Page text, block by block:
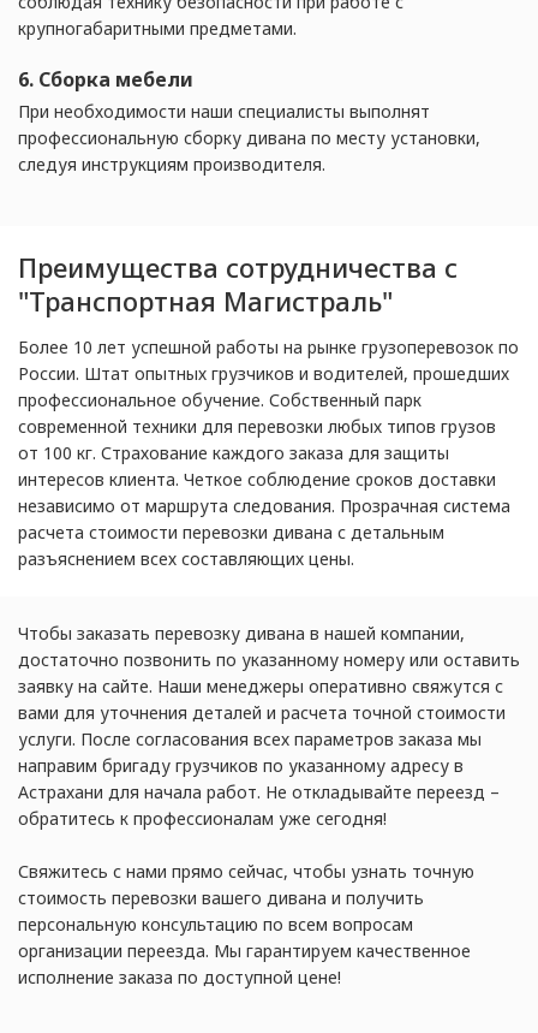
крупногабаритными предметами.
6. Сборка мебели
При необходимости наши специалисты выполнят
профессиональную сборку дивана по месту установки,
следуя инструкциям производителя.
Преимущества сотрудничества с
"Транспортная Магистраль"
Более 10 лет успешной работы на рынке грузоперевозок по
России. Штат опытных грузчиков и водителей, прошедших
профессиональное обучение. Собственный парк
современной техники для перевозки любых типов грузов
от 100 кг. Страхование каждого заказа для защиты
интересов клиента. Четкое соблюдение сроков доставки
независимо от маршрута следования. Прозрачная система
расчета стоимости перевозки дивана с детальным
разъяснением всех составляющих цены.
Чтобы заказать перевозку дивана в нашей компании,
достаточно позвонить по указанному номеру или оставить
заявку на сайте. Наши менеджеры оперативно свяжутся с
вами для уточнения деталей и расчета точной стоимости
услуги. После согласования всех параметров заказа мы
направим бригаду грузчиков по указанному адресу в
Астрахани для начала работ. Не откладывайте переезд –
обратитесь к профессионалам уже сегодня!
Свяжитесь с нами прямо сейчас, чтобы узнать точную
стоимость перевозки вашего дивана и получить
персональную консультацию по всем вопросам
организации переезда. Мы гарантируем качественное
исполнение заказа по доступной цене!